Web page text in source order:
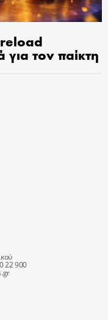
τον παίκτη
22 900